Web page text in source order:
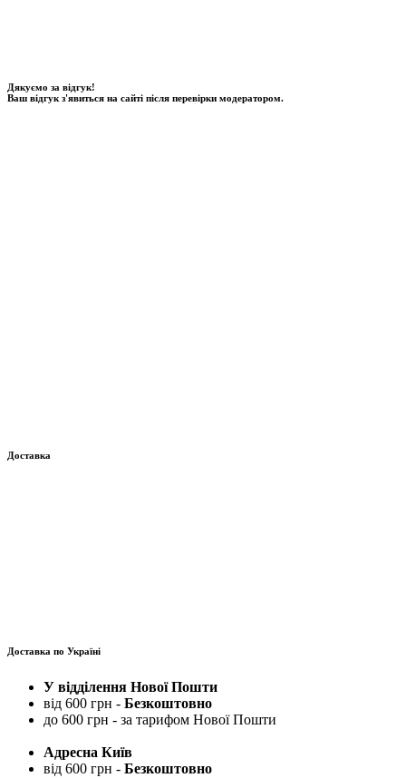
Дякуємо за відгук!
Ваш відгук з'явиться на сайті після перевірки модератором.
Доставка
Доставка по Україні
У відділення Нової Пошти
від 600 грн - Безкоштовно
до 600 грн - за тарифом Нової Пошти
Адресна Київ
від 600 грн - Безкоштовно